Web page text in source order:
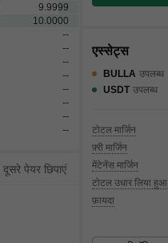
9.9999
10.0000
--
--
--
--
--
--
--
--
दूसरे पेयर छिपाएं
एस्सेट्स
BULLA उपलब्ध
USDT उपलब्ध
टोटल मार्जिन
फ़्री मार्जिन
मेंटेनेंस मार्जिन
टोटल उधार लिया हुआ
फ़ायदा